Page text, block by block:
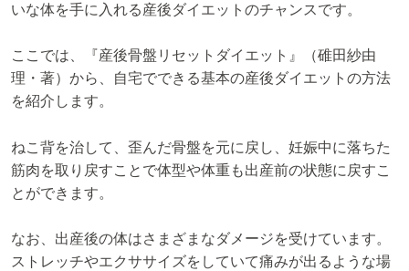
いな体を手に入れる産後ダイエットのチャンスです。
ここでは、『産後骨盤リセットダイエット』（碓田紗由
理・著）から、自宅でできる基本の産後ダイエットの方法
を紹介します。
ねこ背を治して、歪んだ骨盤を元に戻し、妊娠中に落ちた
筋肉を取り戻すことで体型や体重も出産前の状態に戻すこ
とができます。
なお、出産後の体はさまざまなダメージを受けています。
ストレッチやエクササイズをしていて痛みが出るような場